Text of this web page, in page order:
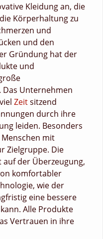
Kleidung an, die
Körperhaltung zu
und
und den
Gründung hat der
und
Unternehmen
Zeitsitzend
durch ihre
leiden. Besonders
mit
Zielgruppe. Die
der Überzeugung,
komfortabler
wie der
eine bessere
Alle Produkte
Vertrauen in ihre